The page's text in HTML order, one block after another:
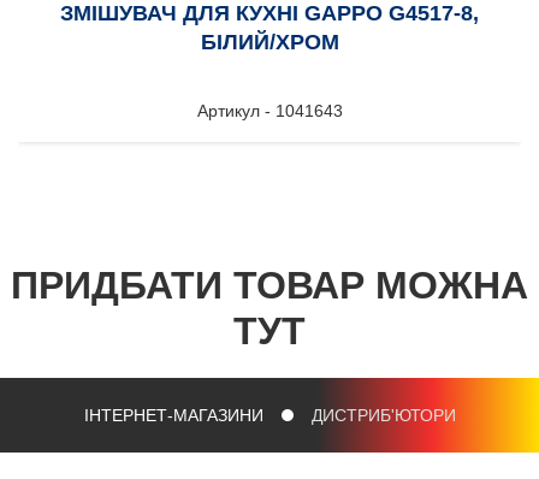
ЗМІШУВАЧ ДЛЯ КУХНІ GAPPO G4517-8,
БІЛИЙ/ХРОМ
Артикул - 1041643
ПРИДБАТИ ТОВАР МОЖНА
ТУТ
ІНТЕРНЕТ-МАГАЗИНИ ДИСТРИБ'ЮТОРИ